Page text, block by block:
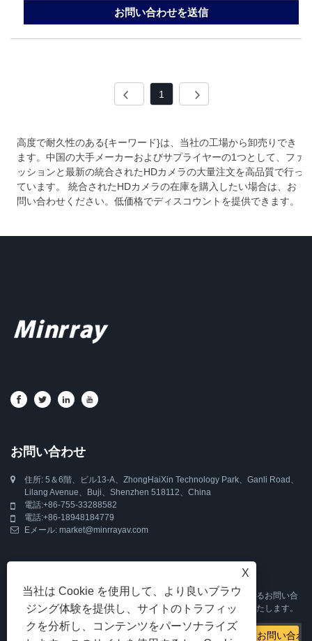
お問い合わせを送信
1
高度で耐久性のある{キーワード}は、当社の工場から卸売りでき
ます。中国の大手メーカーおよびサプライヤーの1つとして、ファ
ッションと最新の統合されたHDカメラの大量注文を高品質で行っ
ています。 統合されたHDカメラの在庫を購入したい場合は、お
問い合わせください。低価格でディスコウントを提供できます。
お問い合わせ
住所: 5＆6階、ビル13-A、ZhongHaiXin Technology Park、Ganli Road、
Lilang Avenue、Buji、Shenzhen 518112、China
電話:+86-755-33288582
電話:+86-18948184779
Eメール: market@minrrayav.com
PTZ カメラ、自動追尾カメラ、Web カメラ、または価格表に関するお問い合
わせは、メールでお問い合わせください。24 時間以内にご連絡いたします。
X
当社は Cookie を使用して、より良いブラウ
ジング体験を提供し、サイトのトラフィッ
クを分析し、コンテンツをパーソナライズ